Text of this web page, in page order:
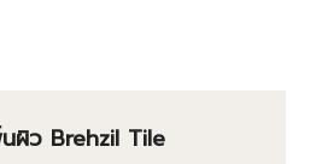
ผิว Brehzil Tile